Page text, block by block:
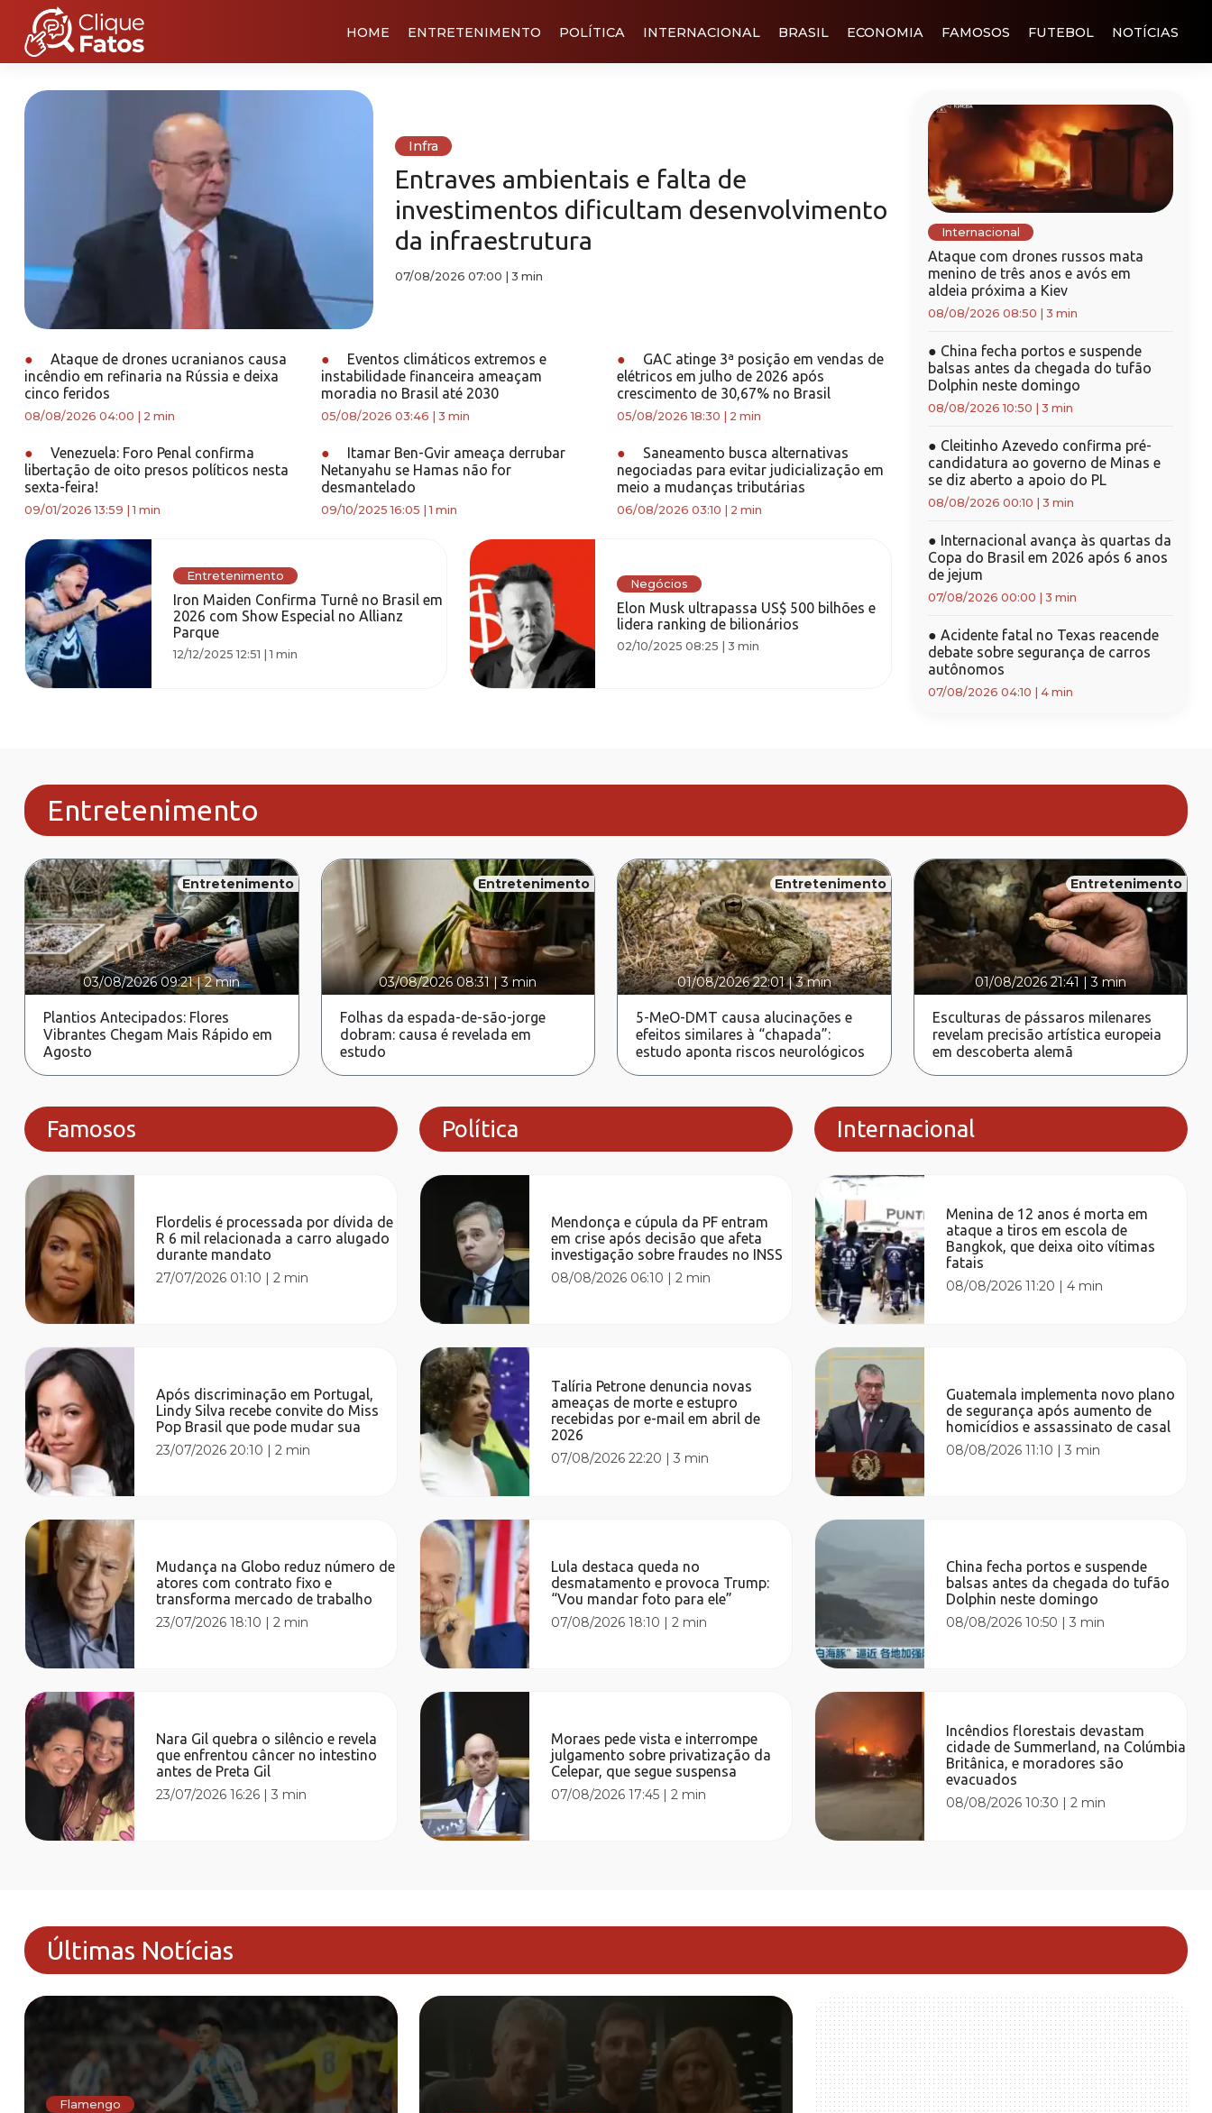
HOME ENTRETENIMENTO POLÍTICA INTERNACIONAL BRASIL ECONOMIA FAMOSOS FUTEBOL NOTÍCIAS
Infra
Entraves ambientais e falta de
investimentos dificultam desenvolvimento
da infraestrutura
07/08/2026 07:00 3 min
●
Ataque de drones ucranianos causa
incêndio em refinaria na Rússia e deixa
cinco feridos
08/08/2026 04:00 2 min
●
Eventos climáticos extremos e
instabilidade financeira ameaçam
moradia no Brasil até 2030
05/08/2026 03:46 3 min
●
GAC atinge 3ª posição em vendas de
elétricos em julho de 2026 após
crescimento de 30,67% no Brasil
05/08/2026 18:30 2 min
●
Venezuela: Foro Penal confirma
libertação de oito presos políticos nesta
sexta-feira!
09/01/2026 13:59 |1 min
●
Itamar Ben-Gvir ameaça derrubar
Netanyahu se Hamas não for
desmantelado
09/10/2025 16:05 |1 min
●
Saneamento busca alternativas
negociadas para evitar judicialização em
meio a mudanças tributárias
06/08/2026 03:10 2 min
Entretenimento
Iron Maiden Confirma Turnê no Brasil em
2026 com Show Especial no Allianz
Parque
12/12/2025 12:51 |1 min
Negócios
Elon Musk ultrapassa US$ 500 bilhões e
lidera ranking de bilionários
02/10/2025 08:25 |3 min
Internacional
Ataque com drones russos mata
menino de três anos e avós em
aldeia próxima a Kiev
08/08/2026 08:50 3 min
● China fecha portos e suspende
balsas antes da chegada do tufão
Dolphin neste domingo
08/08/2026 10:50 3 min
● Cleitinho Azevedo confirma pré-
candidatura ao governo de Minas e
se diz aberto a apoio do PL
08/08/2026 00:10 3 min
● Internacional avança às quartas da
Copa do Brasil em 2026 após 6 anos
de jejum
07/08/2026 00:00 3 min
● Acidente fatal no Texas reacende
debate sobre segurança de carros
autônomos
07/08/2026 04:10 4 min
Entretenimento
Entretenimento
03/08/2026 09:21|2 min
Plantios Antecipados: Flores
Vibrantes Chegam Mais Rápido em
Agosto
Entretenimento
03/08/2026 08:31|3 min
Folhas da espada-de-são-jorge
dobram: causa é revelada em
estudo
Entretenimento
01/08/2026 22:01|3 min
5-MeO-DMT causa alucinações e
efeitos similares à “chapada”:
estudo aponta riscos neurológicos
Entretenimento
01/08/2026 21:41 |3 min
Esculturas de pássaros milenares
revelam precisão artística europeia
em descoberta alemã
Famosos
Flordelis é processada por dívida de
R 6 mil relacionada a carro alugado
durante mandato
27/07/2026 01:10 |2 min
Após discriminação em Portugal,
Lindy Silva recebe convite do Miss
Pop Brasil que pode mudar sua
23/07/2026 20:10 |2 min
Mudança na Globo reduz número de
atores com contrato fixo e
transforma mercado de trabalho
23/07/2026 18:10 |2 min
Nara Gil quebra o silêncio e revela
que enfrentou câncer no intestino
antes de Preta Gil
23/07/2026 16:26 |3 min
Política
Mendonça e cúpula da PF entram
em crise após decisão que afeta
investigação sobre fraudes no INSS
08/08/2026 06:10 |2 min
Talíria Petrone denuncia novas
ameaças de morte e estupro
recebidas por e-mail em abril de
2026
07/08/2026 22:20 |3 min
Lula destaca queda no
desmatamento e provoca Trump:
“Vou mandar foto para ele”
07/08/2026 18:10 |2 min
Moraes pede vista e interrompe
julgamento sobre privatização da
Celepar, que segue suspensa
07/08/2026 17:45 |2 min
Internacional
Menina de 12 anos é morta em
ataque a tiros em escola de
Bangkok, que deixa oito vítimas
fatais
08/08/2026 11:20 |4 min
Guatemala implementa novo plano
de segurança após aumento de
homicídios e assassinato de casal
08/08/2026 11:10 |3 min
China fecha portos e suspende
balsas antes da chegada do tufão
Dolphin neste domingo
08/08/2026 10:50 |3 min
Incêndios florestais devastam
cidade de Summerland, na Colúmbia
Britânica, e moradores são
evacuados
08/08/2026 10:30 |2 min
Últimas Notícias
Flamengo